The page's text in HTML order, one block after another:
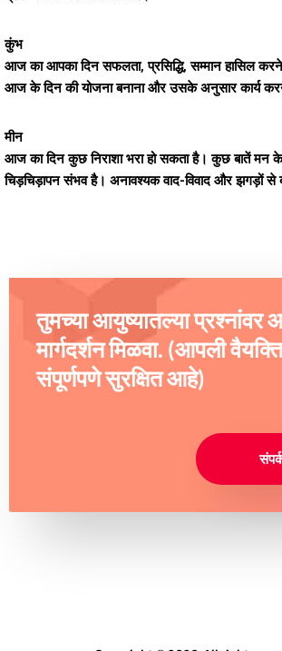
कुंभ
आज का आपका दिन सफलता, प्रसिद्धि, सम्मान हासिल
आज के दिन की योजना बनाना और उसके अनुसार कार्य
मीन
आज का दिन कुछ निराशा भरा हो सकता है। कुछ बातें मन के
चिड़चिड़ापन संभव है। अनावश्यक वाद-विवाद और झगड़ों से
तुमच्या आयुष्यातल्या
मार्गदर्शन मिळवा. (आपली
संपूर्णपणे सुरक्षित आहे)